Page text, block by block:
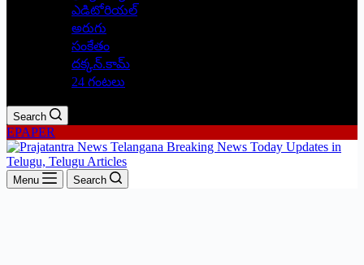
ఎడిటోరియల్
అరుగు
సంకేతం
దక్కన్.కామ్
24 గంటలు
Search
EPAPER
Menu Search